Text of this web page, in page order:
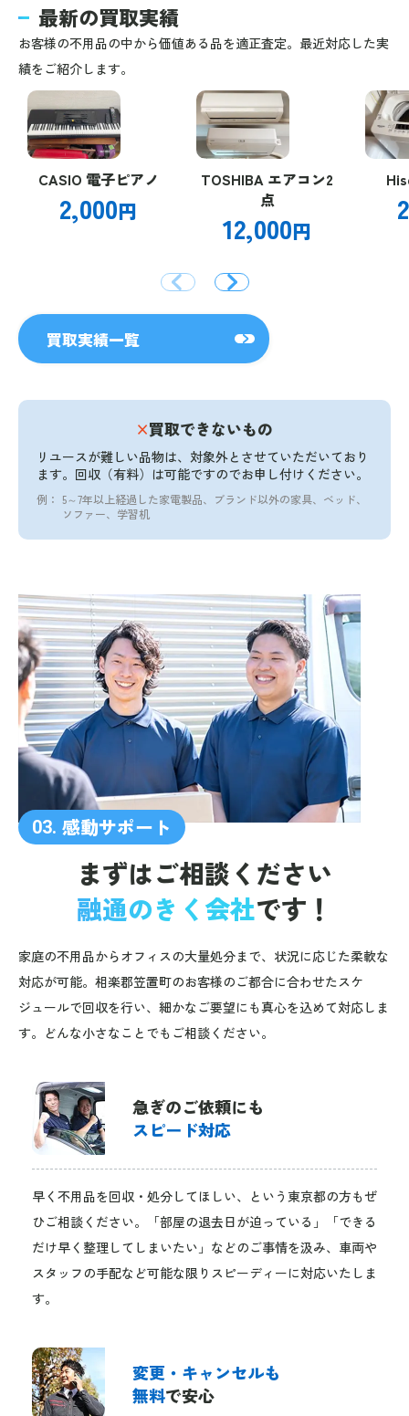
最新の買取実績
お客様の不用品の中から価値ある品を適正査定。最近対応した実
績をご紹介します。
CASIO 電子ピアノ
2,000円
TOSHIBA エアコン2
点
12,000円
買取実績一覧
×買取できないもの
リユースが難しい品物は、対象外とさせていただいており
ます。 回収（有料）は可能ですのでお申し付けください。
例： 5～7年以上経過した家電製品、ブランド以外の家具、ベッド、
ソファー、学習机
03. 感動サポート
まずはご相談ください
融通のきく会社です！
家庭の不用品からオフィスの大量処分まで、状況に応じた柔軟な
対応が可能。相楽郡笠置町のお客様のご都合に合わせたスケ
ジュールで回収を行い、細かなご要望にも真心を込めて対応しま
す。どんな小さなことでもご相談ください。
急ぎのご依頼にも
スピード対応
早く不用品を回収・処分してほしい、という東京都の方もぜ
ひご相談ください。「部屋の退去日が迫っている」「できる
だけ早く整理してしまいたい」などのご事情を汲み、車両や
スタッフの手配など可能な限りスピーディーに対応いたしま
す。
変更・キャンセルも
無料で安心